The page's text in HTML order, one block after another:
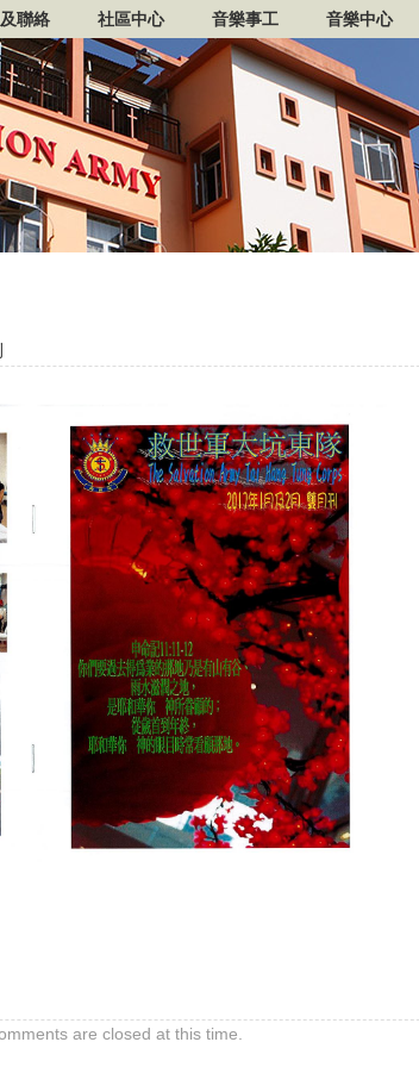
聯絡 社區中心 音樂事工 音樂中心
are closed at this time.